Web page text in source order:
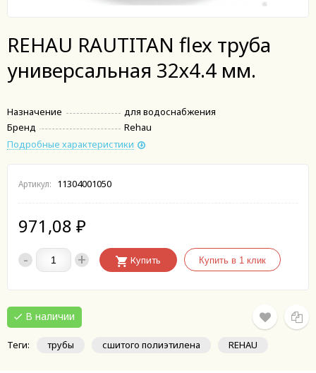
REHAU RAUTITAN flex труба
универсальная 32х4.4 мм.
Назначение
для водоснабжения
Бренд
Rehau
Подробные характеристики
Артикул: 11304001050
971,08 ₽
- + Купить
В наличии
Теги: трубы сшитого полиэтилена REHAU